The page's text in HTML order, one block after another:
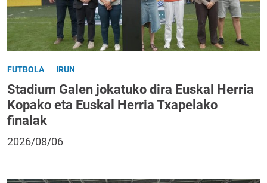
FUTBOLA IRUN
Stadium Galen jokatuko dira Euskal Herria
Kopako eta Euskal Herria Txapelako
finalak
2026/08/06